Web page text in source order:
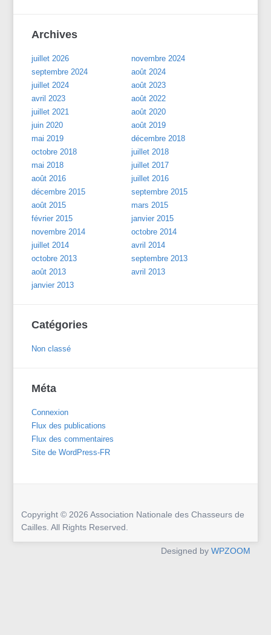
Archives
juillet 2026
novembre 2024
septembre 2024
août 2024
juillet 2024
août 2023
avril 2023
août 2022
juillet 2021
août 2020
juin 2020
août 2019
mai 2019
décembre 2018
octobre 2018
juillet 2018
mai 2018
juillet 2017
août 2016
juillet 2016
décembre 2015
septembre 2015
août 2015
mars 2015
février 2015
janvier 2015
novembre 2014
octobre 2014
juillet 2014
avril 2014
octobre 2013
septembre 2013
août 2013
avril 2013
janvier 2013
Catégories
Non classé
Méta
Connexion
Flux des publications
Flux des commentaires
Site de WordPress-FR
Copyright © 2026 Association Nationale des Chasseurs de
Cailles. All Rights Reserved.
Designed by WPZOOM